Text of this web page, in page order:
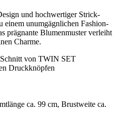
und hochwertiger Strick-
einem unumgägnlichen Fashion-
prägnante Blumenmuster verleiht
Charme.
von TWIN SET
Druckknöpfen
ca. 99 cm, Brustweite ca.